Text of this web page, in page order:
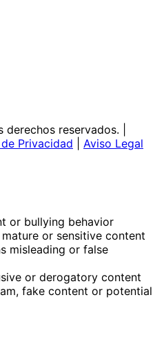
derechos reservados. |
Privacidad Aviso Legal
or bullying behavior
or sensitive content
misleading or false
or derogatory content
fake content or potential